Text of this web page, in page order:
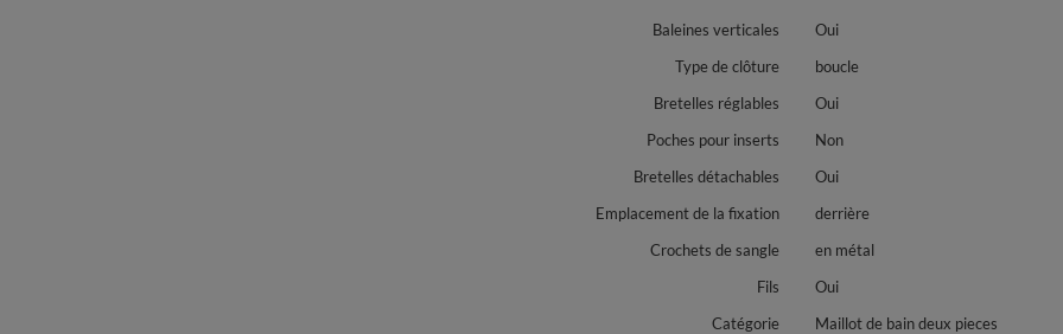
Baleines verticales
Oui
Type de clôture
boucle
Bretelles réglables
Oui
Poches pour inserts
Non
Bretelles détachables
Oui
Emplacement de la fixation
derrière
Crochets de sangle
en métal
Fils
Oui
Catégorie
Maillot de bain deux pieces